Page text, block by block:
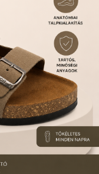
megjelölt